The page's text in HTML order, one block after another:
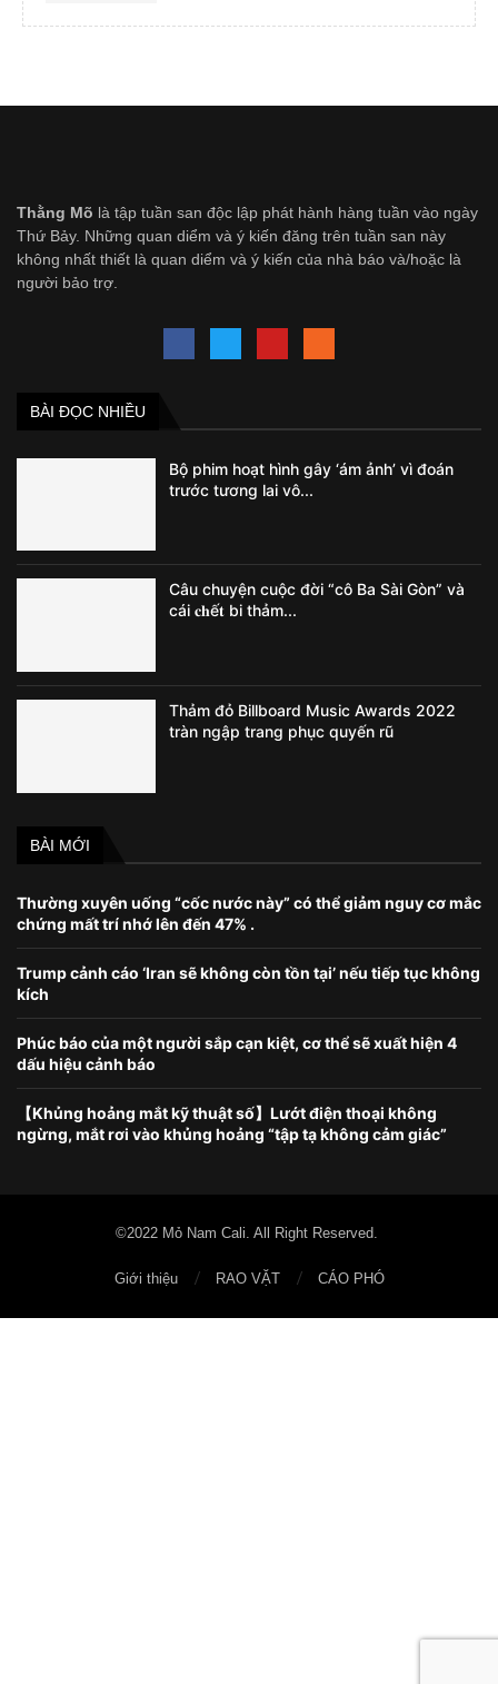
Thằng Mõ là tập tuần san độc lập phát hành hàng tuần vào ngày
Thứ Bảy. Những quan diểm và ý kiến đăng trên tuần san này
không nhất thiết là quan diểm và ý kiến của nhà báo và/hoặc là
người bảo trợ.
BÀI ĐỌC NHIỀU
Bộ phim hoạt hình gây ‘ám ảnh’ vì đoán
trước tương lai vô...
Câu chuyện cuộc đời “cô Ba Sài Gòn” và
cái 𝐜𝐡ế𝐭 bi thảm...
Thảm đỏ Billboard Music Awards 2022
tràn ngập trang phục quyến rũ
BÀI MỚI
Thường xuyên uống “cốc nước này” có thể giảm nguy cơ mắc
chứng mất trí nhớ lên đến 47% .
Trump cảnh cáo ‘Iran sẽ không còn tồn tại’ nếu tiếp tục không
kích
Phúc báo của một người sắp cạn kiệt, cơ thể sẽ xuất hiện 4
dấu hiệu cảnh báo
【Khủng hoảng mắt kỹ thuật số】Lướt điện thoại không
ngừng, mắt rơi vào khủng hoảng “tập tạ không cảm giác”
©2022 Mỏ Nam Cali. All Right Reserved.
Giới thiệu RAO VẶT CÁO PHÓ